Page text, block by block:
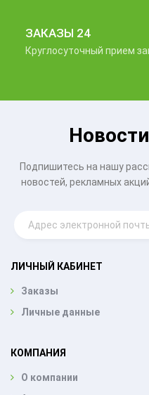
ЗАКАЗЫ 24
Круглосуточный прием
Подпишитесь на нашу
новостей, рекламных
ЛИЧНЫЙ КАБИНЕТ
Заказы
Личные данные
КОМПАНИЯ
О компании